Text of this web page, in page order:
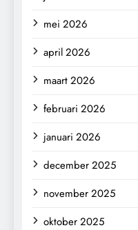
mei 2026
april 2026
maart 2026
februari 2026
januari 2026
december 2025
november 2025
oktober 2025